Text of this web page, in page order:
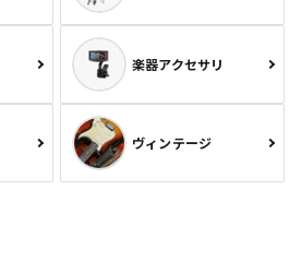
楽器アクセサリ
ヴィンテージ